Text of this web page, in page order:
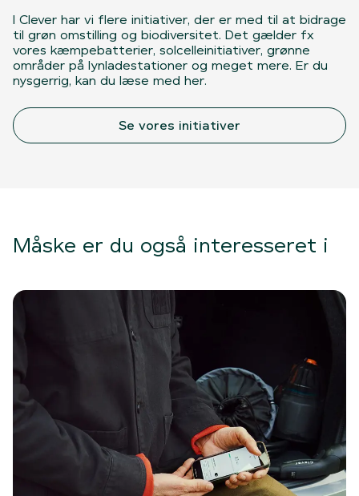
I Clever har vi flere initiativer, der er med til at bidrage
til grøn omstilling og biodiversitet. Det gælder fx
vores kæmpebatterier, solcelleinitiativer, grønne
områder på lynladestationer og meget mere. Er du
nysgerrig, kan du læse med her.
Se vores initiativer
Måske er du også interesseret i